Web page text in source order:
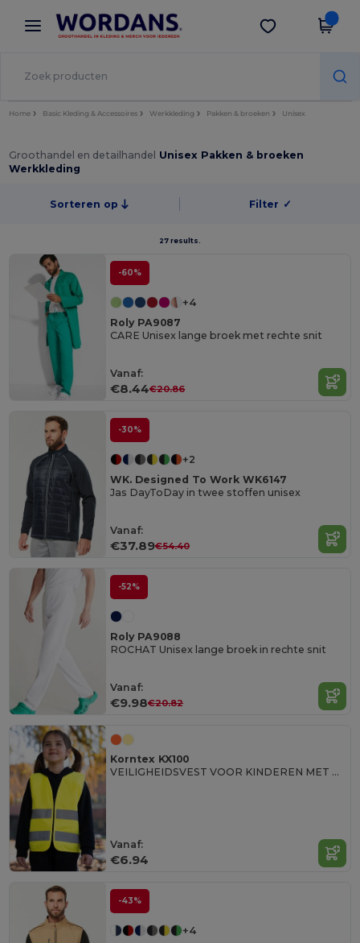
× Wordans-app
Betere prijzen in de app!
Download app
Home Basic Kleding & Accessoires Werkkleding Pakken & broeken Unisex
Groothandel en detailhandel Unisex Pakken & broeken
Werkkleding
Sorteren op Filter ✓
27 results.
-60%
+4
Roly PA9087
CARE Unisex lange broek met rechte snit
Vanaf:
€8.44€20.86
-30%
+2
WK. Designed To Work WK6147
Jas DayToDay in twee stoffen unisex
Vanaf:
€37.89€54.40
-52%
Roly PA9088
ROCHAT Unisex lange broek in rechte snit
Vanaf:
€9.98€20.82
Korntex KX100
VEILIGHEIDSVEST VOOR KINDEREN MET RITS
Vanaf:
€6.94
-43%
+4